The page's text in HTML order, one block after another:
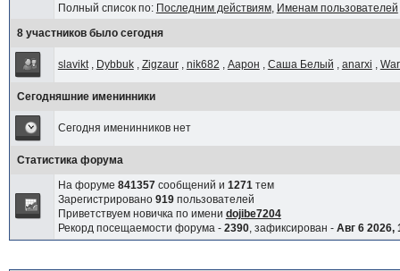
Полный список по: Последним действиям, Именам пользователей
8 участников было сегодня
slavikt, Dybbuk, Zigzaur, nik682 , Аарон , Саша Белый , anarxi ,
Сегодняшние именинники
Сегодня именинников нет
Статистика форума
На форуме 841357сообщений и 1271тем
Зарегистрировано 919пользователей
Приветствуем новичка по имени dojibe7204
Рекорд посещаемости форума - 2390, зафиксирован - Авг 6 2026,